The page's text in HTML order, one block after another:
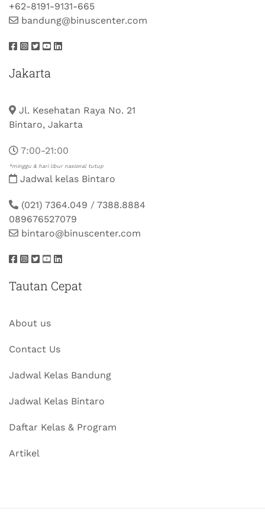
+62-8191-9131-665
bandung@binuscenter.com
Jakarta
Jl. Kesehatan Raya No. 21
Bintaro, Jakarta
7:00-21:00
*minggu & hari libur nasional tutup
Jadwal kelas Bintaro
(021) 7364.049 / 7388.8884
089676527079
bintaro@binuscenter.com
Tautan Cepat
About us
Contact Us
Jadwal Kelas Bandung
Jadwal Kelas Bintaro
Daftar Kelas & Program
Artikel